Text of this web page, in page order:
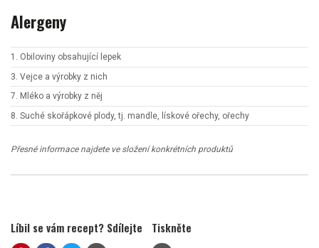
Alergeny
1. Obiloviny obsahující lepek
3. Vejce a výrobky z nich
7. Mléko a výrobky z něj
8. Suché skořápkové plody, tj. mandle, lískové ořechy, ořechy
Přesné informace najdete ve složení konkrétních produktů
Líbil se vám recept? Sdílejte Tiskněte